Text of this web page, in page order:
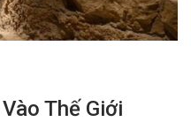
Thế Giới